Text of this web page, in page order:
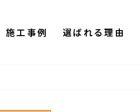
施工事例 選ばれる理由